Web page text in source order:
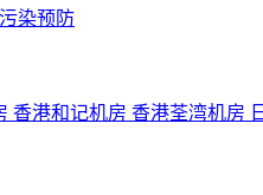
染预防
香港和记机房 香港荃湾机房